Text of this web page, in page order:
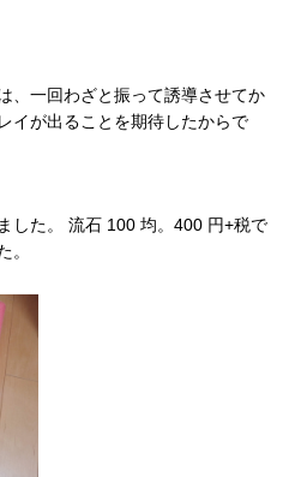
、一回わざと振って誘導させてか
イが出ることを期待したからで
した。 流石 100 均。400 円+税で
。